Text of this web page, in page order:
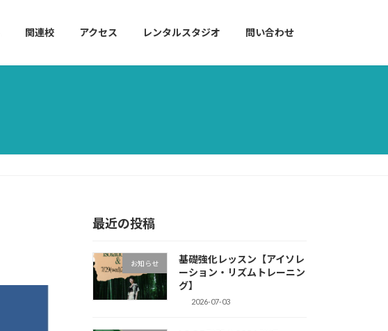
関連校 アクセス レンタルスタジオ 問い合わせ
最近の投稿
お知らせ
基礎強化レッスン【アイソレ
ーション・リズムトレーニン
グ】
2026-07-03